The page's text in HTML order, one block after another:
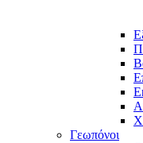
Γεωπόνοι